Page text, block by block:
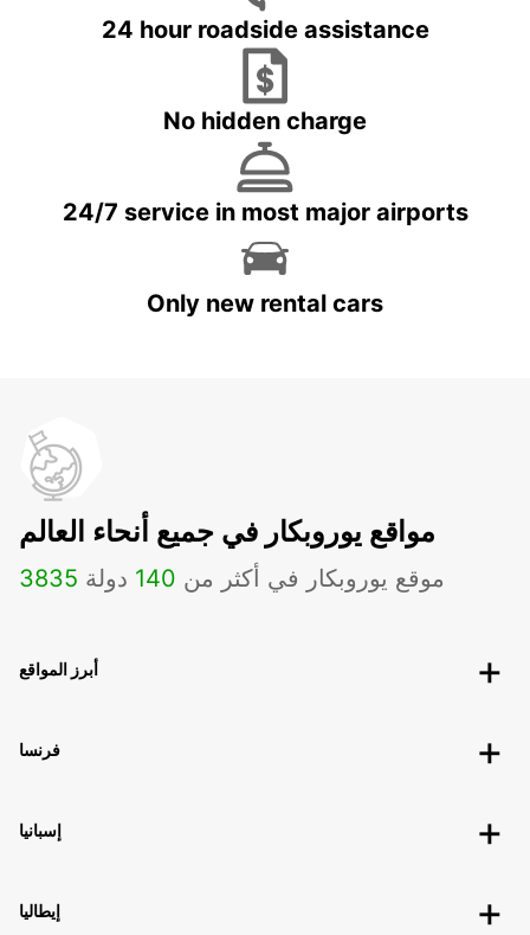
24 hour roadside assistance
No hidden charge
24/7 service in most major airports
Only new rental cars
مواقع يوروبكار في جميع أنحاء العالم
3835 موقع يوروبكار في أكثر من 140 دولة
أبرز المواقع
فرنسا
إسبانيا
إيطاليا